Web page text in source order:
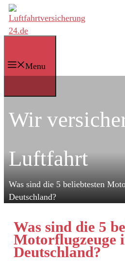
Zum
Inhalt
springen
Menu
Wir
Luftfahrt
Was sind die 5 beliebtesten
Deutschland?
Was sind die 5
Motorflugzeuge
Deutschland?